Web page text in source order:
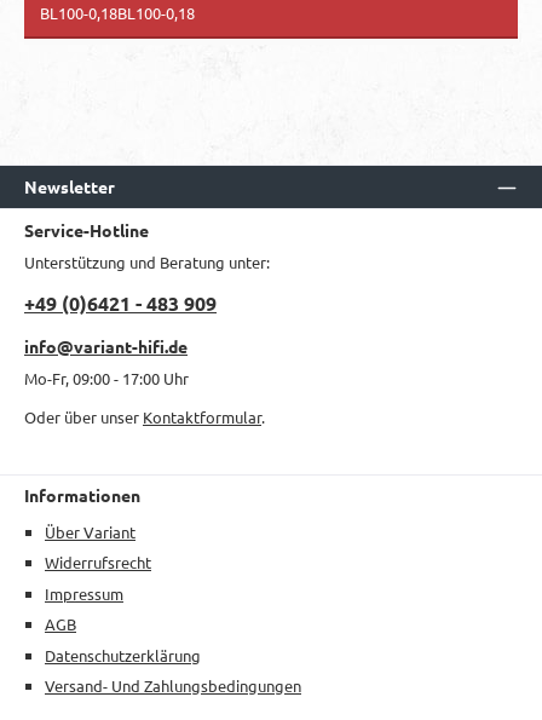
BL100-0,18BL100-0,18
Newsletter
Service-Hotline
Unterstützung und Beratung unter:
+49 (0)6421 - 483 909
info@variant-hifi.de
Mo-Fr, 09:00 - 17:00 Uhr
Oder über unser Kontaktformular.
Informationen
Über Variant
Widerrufsrecht
Impressum
AGB
Datenschutzerklärung
Versand- Und Zahlungsbedingungen